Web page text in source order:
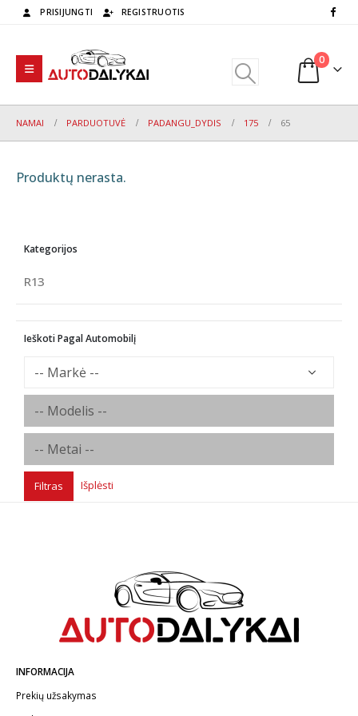
PRISIJUNGTI REGISTRUOTIS
0
NAMAI PARDUOTUVĖ PADANGU_DYDIS 175 65
Produktų nerasta.
Kategorijos
R13
Ieškoti Pagal Automobilį
Filtras Išplėsti
INFORMACIJA
Prekių užsakymas